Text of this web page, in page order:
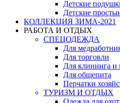
Детские
Детские
КОЛЛЕКЦИЯ ЗИМА-2021
РАБОТА И ОТДЫХ
СПЕЦОДЕЖДА
Для
Для торговли
Для клининга и
Для общепита
Перчатки
ТУРИЗМ И ОТДЫХ
Одежда для